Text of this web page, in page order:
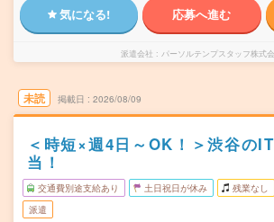
気になる! 応募へ進む
派遣会社 パーソルテンプスタッフ株式
未読 掲載日 2026/08/09
＜時短×週4日～OK！＞渋谷の
当！
交通費別途支給あり 土日祝日が休み 残業なし
派遣